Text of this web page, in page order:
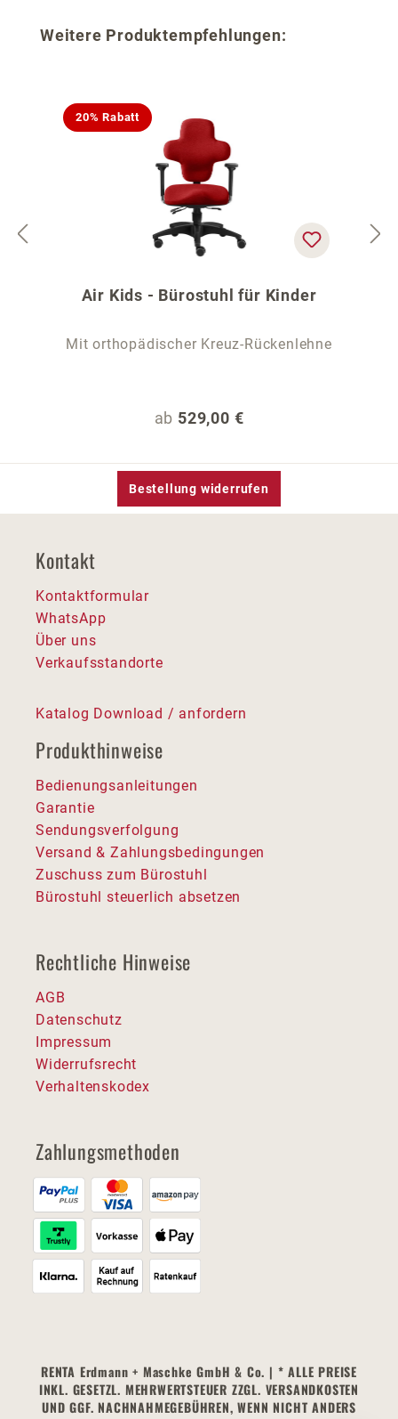
Produktgalerie überspringen
Weitere Produktempfehlungen:
20% Rabatt
Air Kids - Bürostuhl für Kinder
Mit orthopädischer Kreuz-Rückenlehne
Regulärer Preis:
ab 529,00 €
Bestellung widerrufen
Kontakt
Kontaktformular
WhatsApp
Über uns
Verkaufsstandorte
Katalog Download / anfordern
Produkthinweise
Bedienungsanleitungen
Garantie
Sendungsverfolgung
Versand & Zahlungsbedingungen
Zuschuss zum Bürostuhl
Bürostuhl steuerlich absetzen
Rechtliche Hinweise
AGB
Datenschutz
Impressum
Widerrufsrecht
Verhaltenskodex
Zahlungsmethoden
RENTA Erdmann + Maschke GmbH & Co. | * ALLE PREISE
INKL. GESETZL. MEHRWERTSTEUER ZZGL. VERSANDKOSTEN
UND GGF. NACHNAHMEGEBÜHREN, WENN NICHT ANDERS